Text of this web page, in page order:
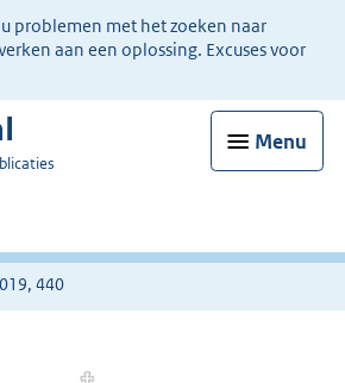
problemen met het zoeken naar
aan een oplossing. Excuses voor
Menu
440